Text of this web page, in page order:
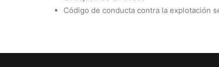
Código de conducta contra la explotación